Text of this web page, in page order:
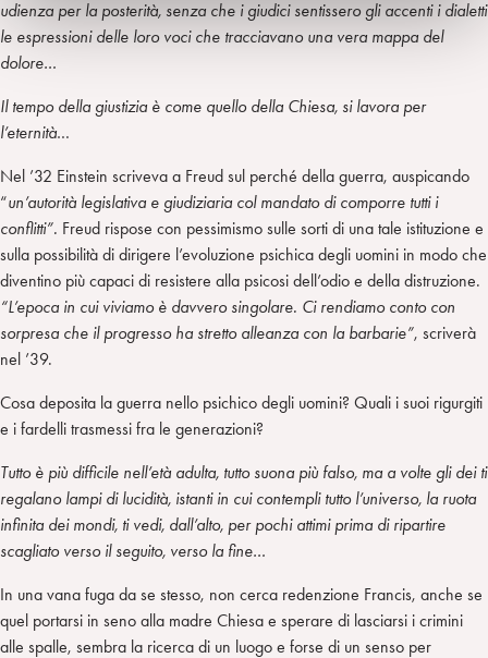
udienza per la posterità, senza che i giudici sentissero gli accenti i dialetti
le espressioni delle loro voci che tracciavano una vera mappa del
dolore…
Il tempo della giustizia è come quello della Chiesa, si lavora per
l’eternità…
Nel ’32 Einstein scriveva a Freud sul perché della guerra, auspicando
“un’autorità legislativa e giudiziaria col mandato di comporre tutti i
conflitti”. Freud rispose con pessimismo sulle sorti di una tale istituzione e
sulla possibilità di dirigere l’evoluzione psichica degli uomini in modo che
diventino più capaci di resistere alla psicosi dell’odio e della distruzione.
“L’epoca in cui viviamo è davvero singolare. Ci rendiamo conto con
sorpresa che il progresso ha stretto alleanza con la barbarie”, scriverà
nel ’39.
Cosa deposita la guerra nello psichico degli uomini? Quali i suoi rigurgiti
e i fardelli trasmessi fra le generazioni?
Tutto è più difficile nell’età adulta, tutto suona più falso, ma a volte gli dei ti
regalano lampi di lucidità, istanti in cui contempli tutto l’universo, la ruota
infinita dei mondi, ti vedi, dall’alto, per pochi attimi prima di ripartire
scagliato verso il seguito, verso la fine…
In una vana fuga da se stesso, non cerca redenzione Francis, anche se
quel portarsi in seno alla madre Chiesa e sperare di lasciarsi i crimini
alle spalle, sembra la ricerca di un luogo e forse di un senso per